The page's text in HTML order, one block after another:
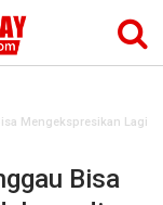
Mengekspresikan Lagi
Bisa